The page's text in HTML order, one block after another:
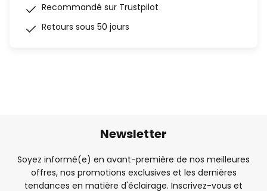
Recommandé sur Trustpilot
Retours sous 50 jours
Newsletter
Soyez informé(e) en avant-première de nos meilleures
offres, nos promotions exclusives et les dernières
tendances en matière d'éclairage. Inscrivez-vous et